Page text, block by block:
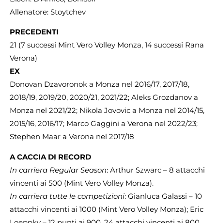
Allenatore: Stoytchev
PRECEDENTI
21 (7 successi Mint Vero Volley Monza, 14 successi Rana
Verona)
EX
Donovan Dzavoronok a Monza nel 2016/17, 2017/18,
2018/19, 2019/20, 2020/21, 2021/22; Aleks Grozdanov a
Monza nel 2021/22; Nikola Jovovic a Monza nel 2014/15,
2015/16, 2016/17; Marco Gaggini a Verona nel 2022/23;
Stephen Maar a Verona nel 2017/18
A CACCIA DI RECORD
In carriera Regular Season: Arthur Szwarc – 8 attacchi
vincenti ai 500 (Mint Vero Volley Monza).
In carriera tutte le competizioni: Gianluca Galassi – 10
attacchi vincenti ai 1000 (Mint Vero Volley Monza); Eric